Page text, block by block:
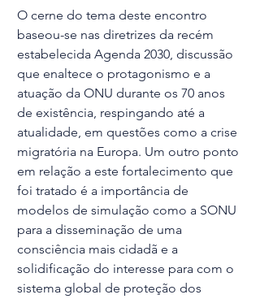
O cerne do tema deste encontro
baseou-se nas diretrizes da recém
estabelecida Agenda 2030, discussão
que enaltece o protagonismo e a
atuação da ONU durante os 70 anos
de existência, respingando até a
atualidade, em questões como a crise
migratória na Europa. Um outro ponto
em relação a este fortalecimento que
foi tratado é a importância de
modelos de simulação como a SONU
para a disseminação de uma
consciência mais cidadã e a
solidificação do interesse para com o
sistema global de proteção dos